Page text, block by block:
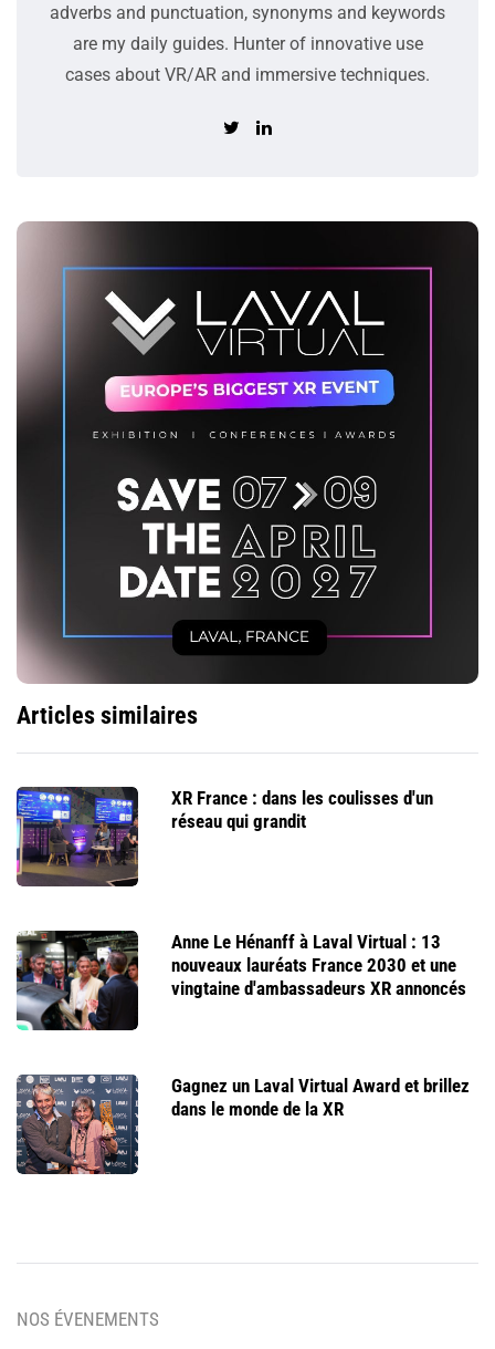
adverbs and punctuation, synonyms and keywords
are my daily guides. Hunter of innovative use
cases about VR/AR and immersive techniques.
Articles similaires
XR France : dans les coulisses d'un
réseau qui grandit
Anne Le Hénanff à Laval Virtual : 13
nouveaux lauréats France 2030 et une
vingtaine d'ambassadeurs XR annoncés
Gagnez un Laval Virtual Award et brillez
dans le monde de la XR
NOS ÉVENEMENTS